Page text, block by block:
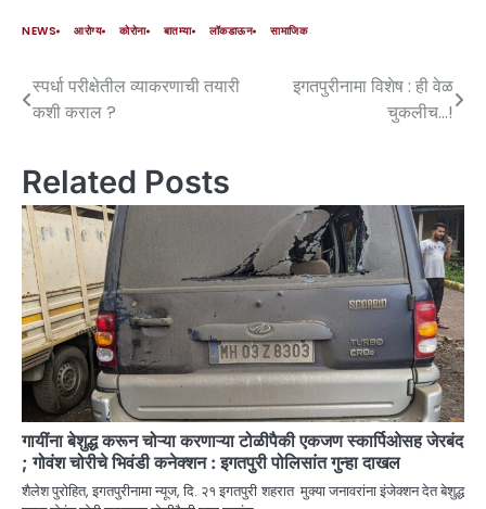
NEWS आरोग्य कोरोना बातम्या लॉकडाऊन सामाजिक
स्पर्धा परीक्षेतील व्याकरणाची तयारी
कशी कराल ?
इगतपुरीनामा विशेष : ही वेळ
चुकलीच…!
Related Posts
गायींना बेशुद्ध करून चोऱ्या करणाऱ्या टोळीपैकी एकजण स्कार्पिओसह जेरबंद
; गोवंश चोरीचे भिवंडी कनेक्शन : इगतपुरी पोलिसांत गुन्हा दाखल
शैलेश पुरोहित, इगतपुरीनामा न्यूज, दि. २१ इगतपुरी शहरात मुक्या जनावरांना इंजेक्शन देत बेशुद्ध